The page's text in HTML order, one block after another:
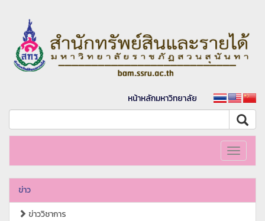
หน้าหลักมหาวิทยาลัย
Toggle
ข่าว
ข่าววิชาการ